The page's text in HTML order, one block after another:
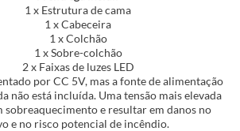
1 x Estrutura de cama
1 x Cabeceira
1 x Colchão
1 x Sobre-colchão
2 x Faixas de luzes LED
por CC 5V, mas a fonte de alimentação
não está incluída. Uma tensão mais elevada
sobreaquecimento e resultar em danos no
e no risco potencial de incêndio.